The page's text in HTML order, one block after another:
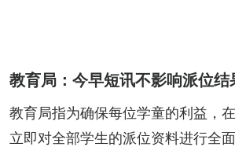
教育局：今早短讯不影响派位结
教育局指为确保每位学童的利益，
立即对全部学生的派位资料进行全